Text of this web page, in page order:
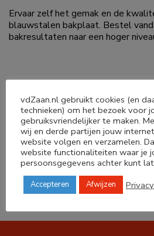
Ervaar zelf het gemak en de
blauwstalen bakplaat. Bestel
bakresultaten naar een hoger
Deel dit product
   
vdZaan.nl gebruikt cookies (en
technieken) om het bezoek voor
gebruiksvriendelijker te maken.
wij en derde partijen jouw
website volgen en verzamelen.
website functionaliteiten waar je
persoonsgegevens achter kunt
Accepteren Afwijzen